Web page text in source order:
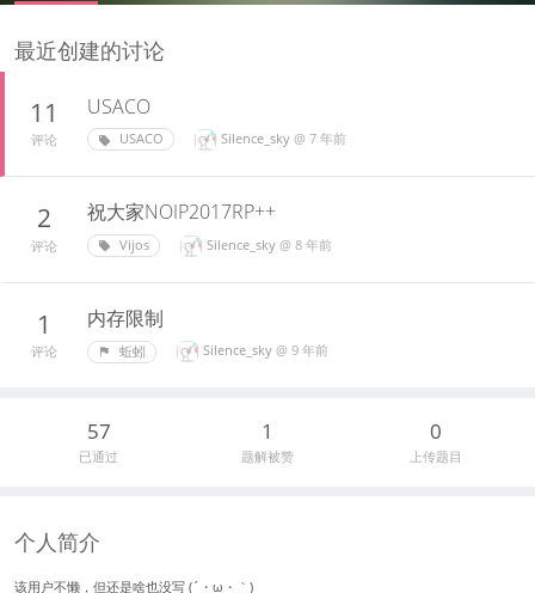
最近创建的讨论
11
评论
USACO
USACO Silence_sky @ 7 年前
2
评论
祝大家NOIP2017RP++
Vijos Silence_sky @ 8 年前
1
评论
内存限制
蚯蚓 Silence_sky @ 9 年前
57
已通过
1
题解被赞
0
上传题目
个人简介
该用户不懒，但还是啥也没写 (´・ω・｀)